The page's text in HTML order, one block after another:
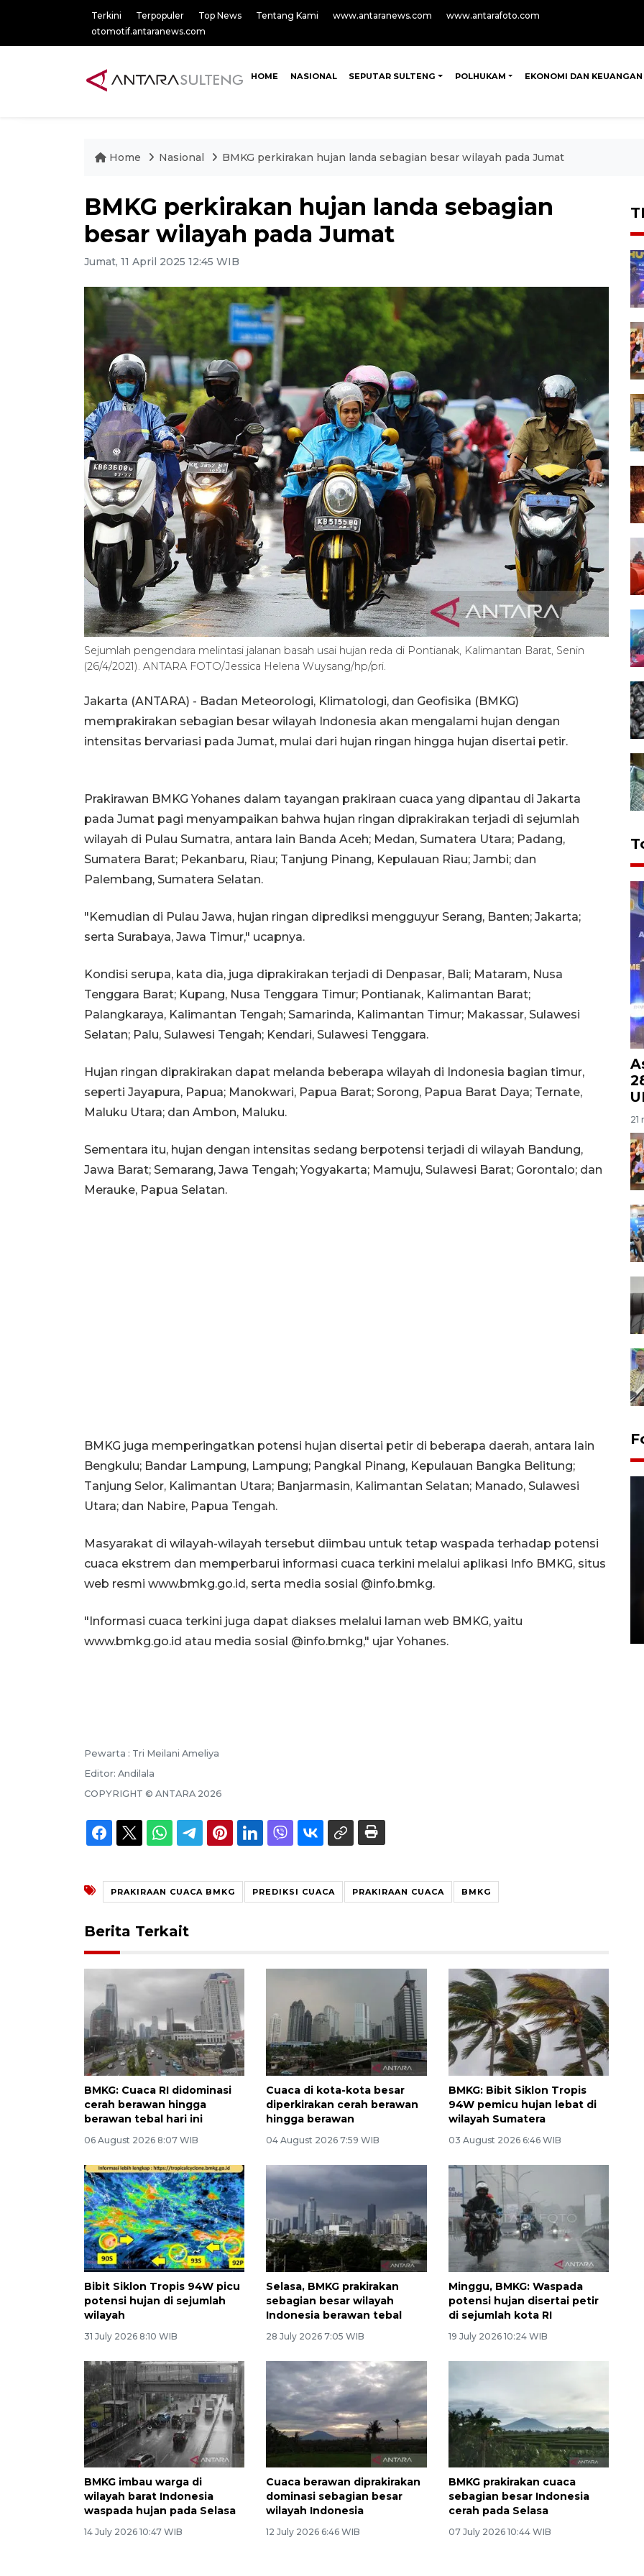
Terkini Terpopuler Top News Tentang Kami www.antaranews.com
www.antarafoto.com
otomotif.antaranews.com
HOME NASIONAL SEPUTAR SULTENG POLHUKAM EKONOMI DAN KEUANGAN
Home Nasional BMKG perkirakan hujan landa sebagian besar wilayah pada Jumat
BMKG perkirakan hujan landa sebagian
besar wilayah pada Jumat
Jumat, 11 April 2025 12:45 WIB
Sejumlah pengendara melintasi jalanan basah usai hujan reda di Pontianak, Kalimantan Barat, Senin
(26/4/2021). ANTARA FOTO/Jessica Helena Wuysang/hp/pri.
Jakarta (ANTARA) - Badan Meteorologi, Klimatologi, dan Geofisika (BMKG)
memprakirakan sebagian besar wilayah Indonesia akan mengalami hujan dengan
intensitas bervariasi pada Jumat, mulai dari hujan ringan hingga hujan disertai petir.
Prakirawan BMKG Yohanes dalam tayangan prakiraan cuaca yang dipantau di Jakarta
pada Jumat pagi menyampaikan bahwa hujan ringan diprakirakan terjadi di sejumlah
wilayah di Pulau Sumatra, antara lain Banda Aceh; Medan, Sumatera Utara; Padang,
Sumatera Barat; Pekanbaru, Riau; Tanjung Pinang, Kepulauan Riau; Jambi; dan
Palembang, Sumatera Selatan.
"Kemudian di Pulau Jawa, hujan ringan diprediksi mengguyur Serang, Banten; Jakarta;
serta Surabaya, Jawa Timur," ucapnya.
Kondisi serupa, kata dia, juga diprakirakan terjadi di Denpasar, Bali; Mataram, Nusa
Tenggara Barat; Kupang, Nusa Tenggara Timur; Pontianak, Kalimantan Barat;
Palangkaraya, Kalimantan Tengah; Samarinda, Kalimantan Timur; Makassar, Sulawesi
Selatan; Palu, Sulawesi Tengah; Kendari, Sulawesi Tenggara.
Hujan ringan diprakirakan dapat melanda beberapa wilayah di Indonesia bagian timur,
seperti Jayapura, Papua; Manokwari, Papua Barat; Sorong, Papua Barat Daya; Ternate,
Maluku Utara; dan Ambon, Maluku.
Sementara itu, hujan dengan intensitas sedang berpotensi terjadi di wilayah Bandung,
Jawa Barat; Semarang, Jawa Tengah; Yogyakarta; Mamuju, Sulawesi Barat; Gorontalo; dan
Merauke, Papua Selatan.
BMKG juga memperingatkan potensi hujan disertai petir di beberapa daerah, antara lain
Bengkulu; Bandar Lampung, Lampung; Pangkal Pinang, Kepulauan Bangka Belitung;
Tanjung Selor, Kalimantan Utara; Banjarmasin, Kalimantan Selatan; Manado, Sulawesi
Utara; dan Nabire, Papua Tengah.
Masyarakat di wilayah-wilayah tersebut diimbau untuk tetap waspada terhadap potensi
cuaca ekstrem dan memperbarui informasi cuaca terkini melalui aplikasi Info BMKG, situs
web resmi www.bmkg.go.id, serta media sosial @info.bmkg.
"Informasi cuaca terkini juga dapat diakses melalui laman web BMKG, yaitu
www.bmkg.go.id atau media sosial @info.bmkg," ujar Yohanes.
Pewarta : Tri Meilani Ameliya
Editor: Andilala
COPYRIGHT © ANTARA 2026
PRAKIRAAN CUACA BMKG PREDIKSI CUACA PRAKIRAAN CUACA BMKG
Berita Terkait
BMKG: Cuaca RI didominasi
cerah berawan hingga
berawan tebal hari ini
06 August 2026 8:07 WIB
Cuaca di kota-kota besar
diperkirakan cerah berawan
hingga berawan
04 August 2026 7:59 WIB
BMKG: Bibit Siklon Tropis
94W pemicu hujan lebat di
wilayah Sumatera
03 August 2026 6:46 WIB
Bibit Siklon Tropis 94W picu
potensi hujan di sejumlah
wilayah
31 July 2026 8:10 WIB
Selasa, BMKG prakirakan
sebagian besar wilayah
Indonesia berawan tebal
28 July 2026 7:05 WIB
Minggu, BMKG: Waspada
potensi hujan disertai petir
di sejumlah kota RI
19 July 2026 10:24 WIB
BMKG imbau warga di
wilayah barat Indonesia
waspada hujan pada Selasa
14 July 2026 10:47 WIB
Cuaca berawan diprakirakan
dominasi sebagian besar
wilayah Indonesia
12 July 2026 6:46 WIB
BMKG prakirakan cuaca
sebagian besar Indonesia
cerah pada Selasa
07 July 2026 10:44 WIB
21
Layanan pembuatan SIM Baru
15 July 2026 14:08 WIB